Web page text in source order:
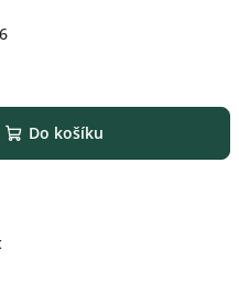
Do košíku